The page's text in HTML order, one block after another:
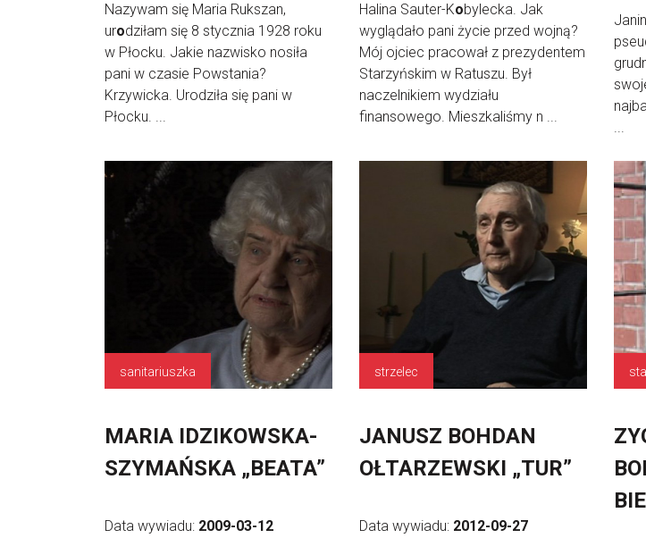
Nazywam się Maria Rukszan,
urodziłam się 8 stycznia 1928 roku
w Płocku. Jakie nazwisko nosiła
pani w czasie Powstania?
Krzywicka. Urodziła się pani w
Płocku. ...
Halina Sauter-Kobylecka. Jak
wyglądało pani życie przed wojną?
Mój ojciec pracował z prezydentem
Starzyńskim w Ratuszu. Był
naczelnikiem wydziału
finansowego. Mieszkaliśmy n ...
...
sanitariuszka
MARIA IDZIKOWSKA-
SZYMAŃSKA „BEATA”
Data wywiadu: 2009-03-12
strzelec
JANUSZ BOHDAN
OŁTARZEWSKI „TUR”
Data wywiadu: 2012-09-27